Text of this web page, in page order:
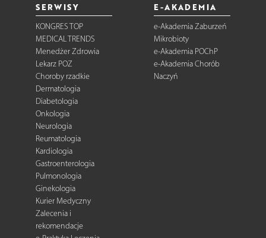
SERWISY
KONGRES TOP
MEDICAL TRENDS
Menedżer Zdrowia
Lekarz POZ
Choroby rzadkie
Dermatologia
Diabetologia
Onkologia
Neurologia
Reumatologia
Kardiologia
Gastroenterologia
Pulmonologia
Ginekologia
Kurier Medyczny
Zalecenia i
rekomendacje
E-AKADEMIA
e-Akademia Zaburzeń
Mikrobioty
e-Akademia POChP
e-Akademia Chorób
Naczyń